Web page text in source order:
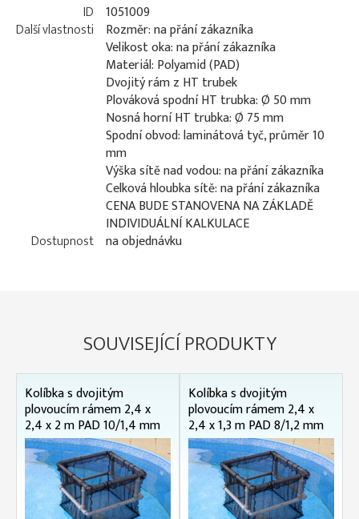
ID 1051009
Další vlastnosti
Rozměr: na přání zákazníka
Velikost oka: na přání zákazníka
Materiál: Polyamid (PAD)
Dvojitý rám z HT trubek
Plováková spodní HT trubka: Ø 50 mm
Nosná horní HT trubka: Ø 75 mm
Spodní obvod: laminátová tyč, průměr 10
mm
Výška sítě nad vodou: na přání zákazníka
Celková hloubka sítě: na přání zákazníka
CENA BUDE STANOVENA NA ZÁKLADĚ
INDIVIDUÁLNÍ KALKULACE
Dostupnost na objednávku
SOUVISEJÍCÍ PRODUKTY
Kolíbka s dvojitým
plovoucím rámem 2,4 x
2,4 x 2 m PAD 10/1,4 mm
Kolíbka s dvojitým
plovoucím rámem 2,4 x
2,4 x 1,3 m PAD 8/1,2 mm